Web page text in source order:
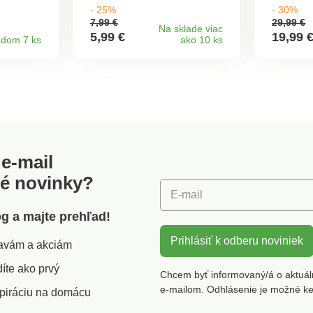
je
v
7 ks
rovnakým motívom.
Recyklovaný materiál.
Taška 46 x 30 x 19 cm,
- 25%
7,99 €
5,99 €
Na sklade viac
ako 10 ks
skvele
je veľmi
- 30%
29,99 €
19,99 €
mail
novinky?
a majte prehľad!
a akciám
ako prvý
na domácu
E-mail
Prihlásiť k odberu noviniek
Chcem byť informovaný/á o
e-mailom. Odhlásenie je možné